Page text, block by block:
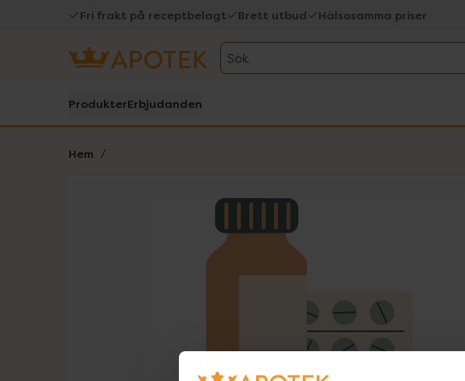
Fri frakt på receptbelagt Brett utbud Hälsosamma priser
Sök
ProdukterErbjudanden
Hem
Lista: . Innehåller 1 objekt.